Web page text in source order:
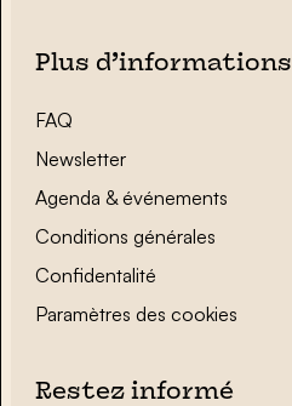
Plus d’informations
FAQ
Newsletter
Agenda & événements
Conditions générales
Confidentalité
Paramètres des cookies
Restez informé